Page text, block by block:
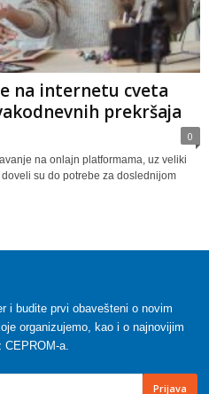
na internetu cveta
prekršaja
0
na onlajn platformama, uz veliki
su do potrebe za doslednijom
i budite prvi obavešteni o novim
organizujemo, kao i o najnovijim
a.